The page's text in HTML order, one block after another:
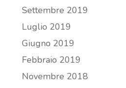
Settembre 2019
Luglio 2019
Giugno 2019
Febbraio 2019
Novembre 2018